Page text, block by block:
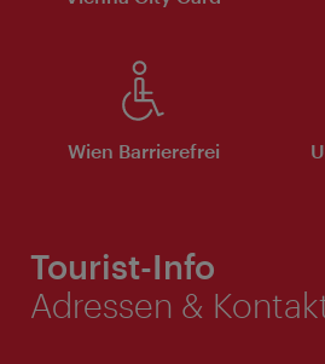
Wien Barrierefrei
Tourist-Info
Adressen &